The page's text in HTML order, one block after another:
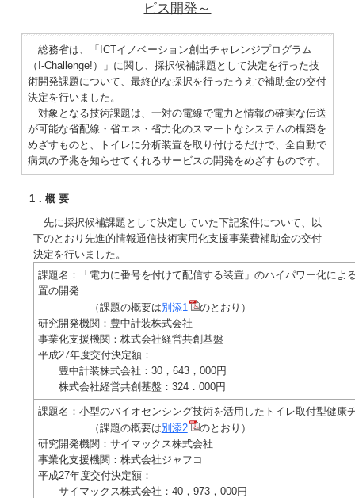
ビス開発～
総務省は、「ICTイノベーション創出チャレンジプログラム
（I-Challenge!）」に関し、採択候補課題として決定を行った技
術開発課題について、最終的な採択を行ったうえで補助金の交付
決定を行いました。
対象となる技術課題は、一対の電線で電力と情報の確実な伝送
が可能な省配線・省エネ・省力化のスマートなシステムの構築を
めざすものと、トイレに分析装置を取り付けるだけで、全自動で
病気の予兆を知らせてくれるサービスの開発をめざすものです。
1．概 要
先に採択候補課題として決定していた下記案件について、以
下のとおり先進的情報通信技術実用化支援事業費補助金の交付
決定を行いました。
課題名：「電力に番号を付けて配信する装置」のハイパワー化によ
置の開発
（課題の概要は別添1
のとおり）
研究開発機関：豊中計装株式会社
事業化支援機関：株式会社経営共創基盤
平成27年度交付決定額：
豊中計装株式会社：30，643，000円
株式会社経営共創基盤：324．000円
課題名：小型のバイオセンシング技術を活用したトイレ取付型健康
（課題の概要は別添2
のとおり）
研究開発機関：サイマックス株式会社
事業化支援機関：株式会社ジャフコ
平成27年度交付決定額：
サイマックス株式会社：40，973，000円